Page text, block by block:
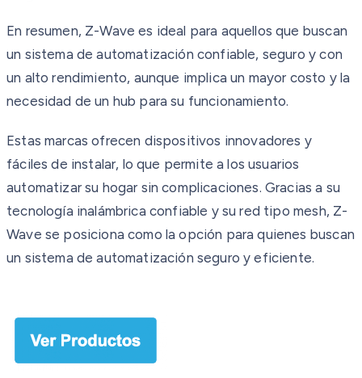
En resumen, Z-Wave es ideal para aquellos que buscan
un sistema de automatización confiable, seguro y con
un alto rendimiento, aunque implica un mayor costo y la
necesidad de un hub para su funcionamiento.
Estas marcas ofrecen dispositivos innovadores y
fáciles de instalar, lo que permite a los usuarios
automatizar su hogar sin complicaciones. Gracias a su
tecnología inalámbrica confiable y su red tipo mesh, Z-
Wave se posiciona como la opción para quienes buscan
un sistema de automatización seguro y eficiente.